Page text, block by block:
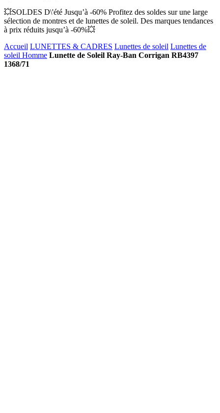
💥SOLDES D\'été Jusqu’à -60% Profitez des soldes sur une large
sélection de montres et de lunettes de soleil. Des marques tendances
à prix réduits jusqu’à -60%💥
Accueil LUNETTES & CADRES Lunettes de soleil Lunettes de
soleil Homme Lunette de Soleil Ray-Ban Corrigan RB4397
1368/71